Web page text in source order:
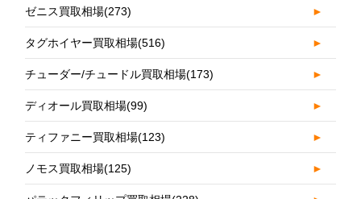
ゼニス買取相場(273) ►
タグホイヤー買取相場(516) ►
チューダー/チュードル買取相場(173) ►
ディオール買取相場(99) ►
ティファニー買取相場(123) ►
ノモス買取相場(125) ►